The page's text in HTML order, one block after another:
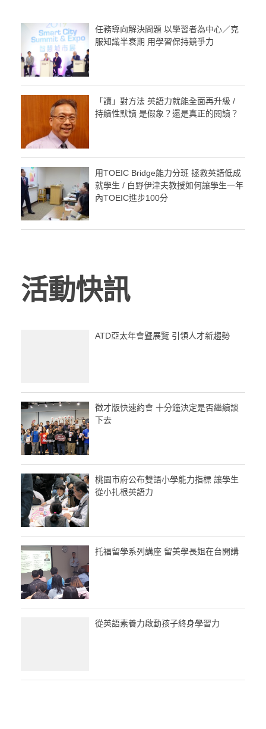
任務導向解決問題 以學習者為中心／克
服知識半衰期 用學習保持競爭力
「讀」對方法 英語力就能全面再升級 /
持續性默讀 是假象？還是真正的閱讀？
用TOEIC Bridge能力分班 拯救英語低成
就學生 / 白野伊津夫教授如何讓學生一年
內TOEIC進步100分
活動快訊
ATD亞太年會暨展覽 引領人才新趨勢
徵才版快速約會 十分鐘決定是否繼續談
下去
桃園市府公布雙語小學能力指標 讓學生
從小扎根英語力
托福留學系列講座 留美學長姐在台開講
從英語素養力啟動孩子終身學習力